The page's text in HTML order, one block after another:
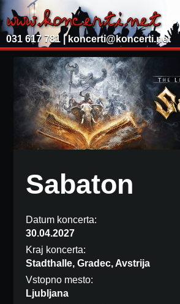
031 617 781 | koncerti@koncerti.net
Sabaton
Datum koncerta:
30.04.2027
Kraj koncerta:
Stadthalle, Gradec, Avstrija
Vstopno mesto:
Ljubljana